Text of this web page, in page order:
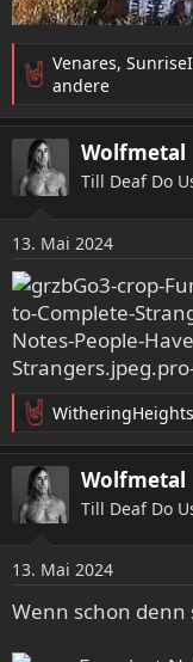
R
a
k
t
i
o
n
e
n
:
Venares,
andere
Wolfmetal
Till Deaf Do
13. Mai 2024
R
e
a
t
o
n
e
n
:
WitheringHeights
Wolfmetal
Till Deaf Do
13. Mai 2024
Wenn schon denn